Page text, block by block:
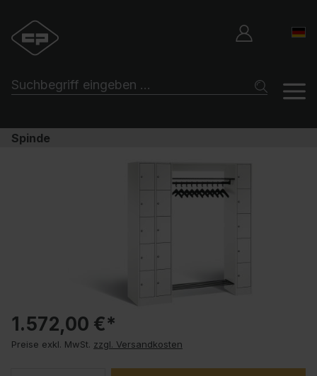
Spinde
1.572,00 €*
Preise exkl. MwSt. zzgl. Versandkosten